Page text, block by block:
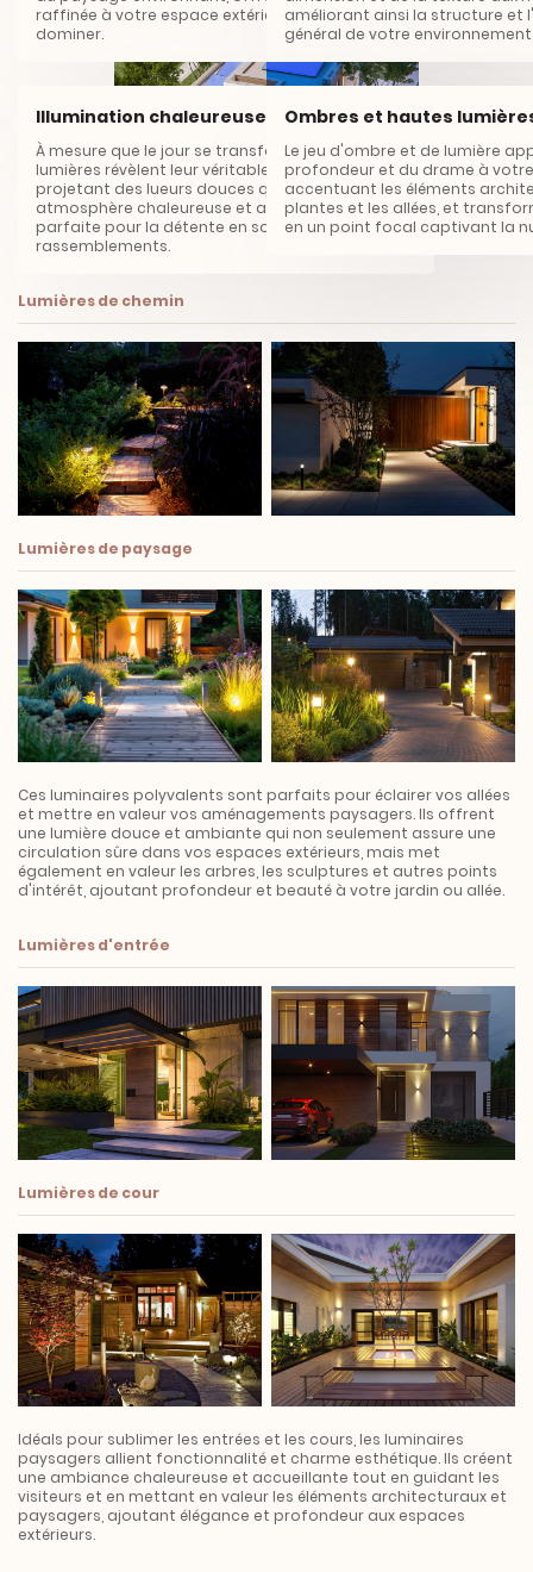
raffinée à votre espace extérieur sans le
dominer.
améliorant ainsi la structure et
général de votre environnement
Illumination chaleureuse
À mesure que le jour se transforme en soirée, les
lumières révèlent leur véritable caractère,
projetant des lueurs douces qui créent une
atmosphère chaleureuse et accueillante,
parfaite pour la détente en soirée ou les
rassemblements.
Ombres et hautes
Le jeu d'ombre et de lumière
profondeur et du drame à
accentuant les éléments
plantes et les allées, et
en un point focal captivant la
Élargir les horizons de la lumière
Lumières de chemin
Lumières de paysage
Ces luminaires polyvalents sont parfaits pour éclairer vos allées
et mettre en valeur vos aménagements paysagers. Ils offrent
une lumière douce et ambiante qui non seulement assure une
circulation sûre dans vos espaces extérieurs, mais met
également en valeur les arbres, les sculptures et autres points
d'intérêt, ajoutant profondeur et beauté à votre jardin ou allée.
Lumières d'entrée
Lumières de cour
Idéals pour sublimer les entrées et les cours, les luminaires
paysagers allient fonctionnalité et charme esthétique. Ils créent
une ambiance chaleureuse et accueillante tout en guidant les
visiteurs et en mettant en valeur les éléments architecturaux et
paysagers, ajoutant élégance et profondeur aux espaces
extérieurs.